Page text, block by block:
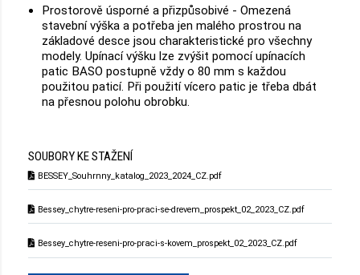
Prostorově úsporné a přizpůsobivé - Omezená
stavební výška a potřeba jen malého prostrou na
základové desce jsou charakteristické pro všechny
modely. Upínací výšku lze zvýšit pomocí upínacích
patic BASO postupně vždy o 80 mm s každou
použitou paticí. Při použití vícero patic je třeba dbát
na přesnou polohu obrobku.
SOUBORY KE STAŽENÍ
BESSEY_Souhrnny_katalog_2023_2024_CZ.pdf
Bessey_chytre-reseni-pro-praci-se-drevem_prospekt_02_2023_CZ.pdf
Bessey_chytre-reseni-pro-praci-s-kovem_prospekt_02_2023_CZ.pdf